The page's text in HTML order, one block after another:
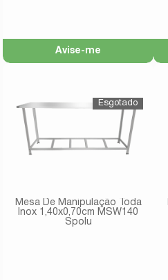
Avise-me
Mesa De Manipulação Toda
Inox 1,40x0,70cm MSW140
Spolu